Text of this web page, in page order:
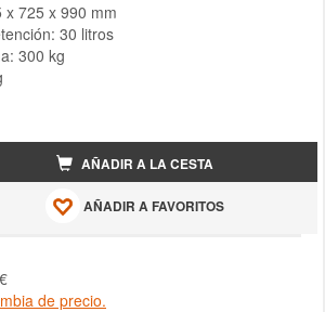
x 725 x 990 mm
30 litros
300 kg
AÑADIR A LA CESTA
AÑADIR A FAVORITOS
de precio.